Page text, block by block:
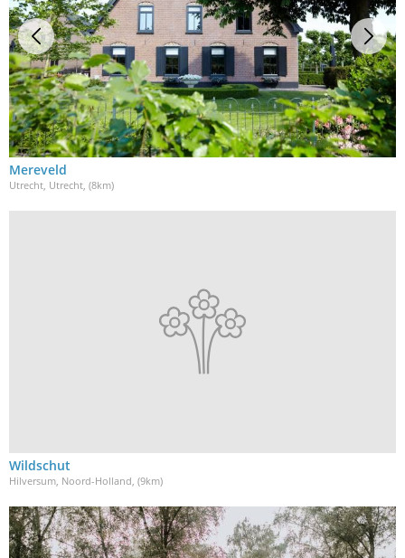
Mereveld
Utrecht, Utrecht, (8km)
Wildschut
Hilversum, Noord-Holland , (9km)